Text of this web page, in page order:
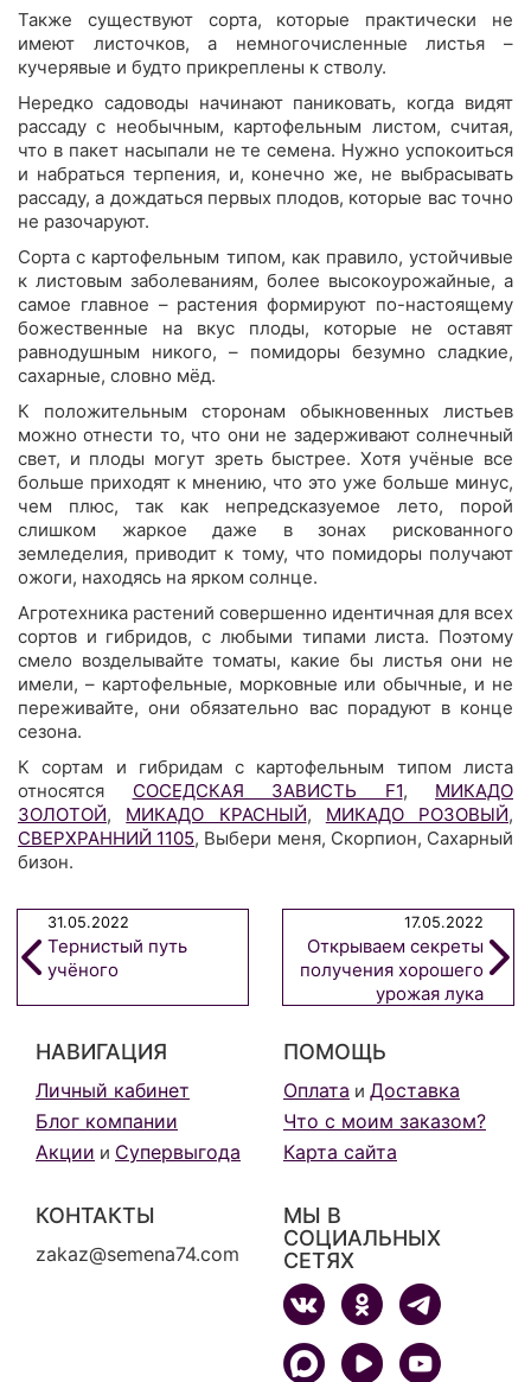
Также существуют сорта, которые практически не
имеют листочков, а немногочисленные листья –
кучерявые и будто прикреплены к стволу.
Нередко садоводы начинают паниковать, когда видят
рассаду с необычным, картофельным листом, считая,
что в пакет насыпали не те семена. Нужно успокоиться
и набраться терпения, и, конечно же, не выбрасывать
рассаду, а дождаться первых плодов, которые вас точно
не разочаруют.
Сорта с картофельным типом, как правило, устойчивые
к листовым заболеваниям, более высокоурожайные, а
самое главное – растения формируют по-настоящему
божественные на вкус плоды, которые не оставят
равнодушным никого, – помидоры безумно сладкие,
сахарные, словно мёд.
К положительным сторонам обыкновенных листьев
можно отнести то, что они не задерживают солнечный
свет, и плоды могут зреть быстрее. Хотя учёные все
больше приходят к мнению, что это уже больше минус,
чем плюс, так как непредсказуемое лето, порой
слишком жаркое даже в зонах рискованного
земледелия, приводит к тому, что помидоры получают
ожоги, находясь на ярком солнце.
Агротехника растений совершенно идентичная для всех
сортов и гибридов, с любыми типами листа. Поэтому
смело возделывайте томаты, какие бы листья они не
имели, – картофельные, морковные или обычные, и не
переживайте, они обязательно вас порадуют в конце
сезона.
К сортам и гибридам с картофельным типом листа
относятся СОСЕДСКАЯ ЗАВИСТЬ F1, МИКАДО
ЗОЛОТОЙ, МИКАДО КРАСНЫЙ, МИКАДО РОЗОВЫЙ,
СВЕРХРАННИЙ 1105, Выбери меня, Скорпион, Сахарный
бизон.
31.05.2022
Тернистый путь
учёного
17.05.2022
Открываем секреты
получения хорошего
урожая лука
однолетней культуре
НАВИГАЦИЯ
Личный кабинет
Блог компании
Акции и Супервыгода
ПОМОЩЬ
Оплата и Доставка
Что с моим заказом?
Карта сайта
КОНТАКТЫ
zakaz@semena74.com
МЫ В
СОЦИАЛЬНЫХ
СЕТЯХ